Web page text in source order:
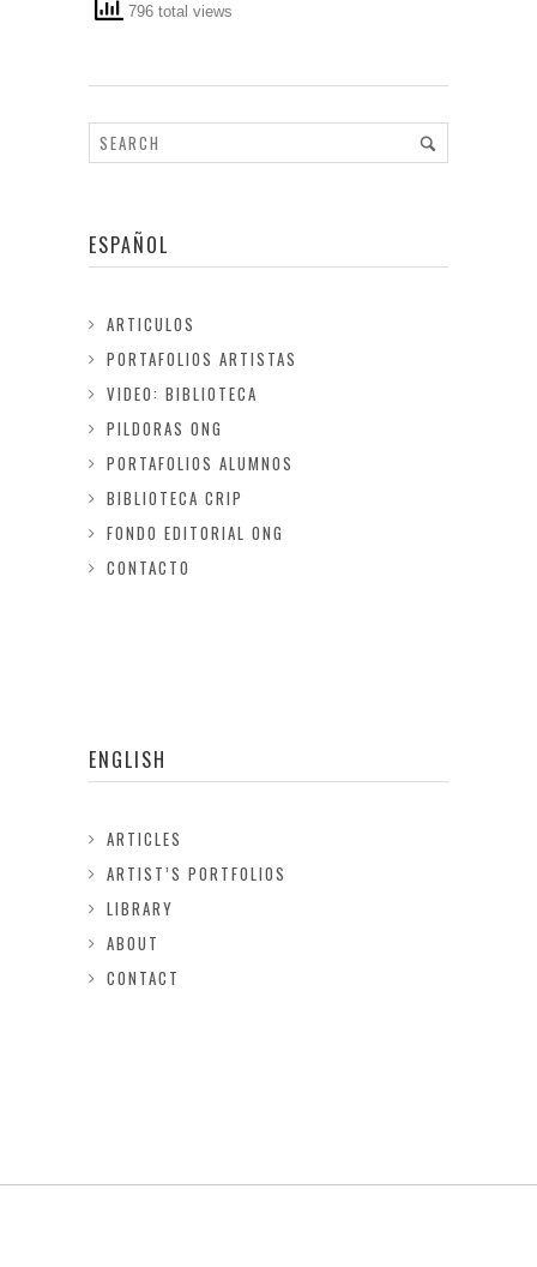
796 total views
ESPAÑOL
ARTICULOS
PORTAFOLIOS ARTISTAS
VIDEO: BIBLIOTECA
PILDORAS ONG
PORTAFOLIOS ALUMNOS
BIBLIOTECA CRIP
FONDO EDITORIAL ONG
CONTACTO
ENGLISH
ARTICLES
ARTIST’S PORTFOLIOS
LIBRARY
ABOUT
CONTACT